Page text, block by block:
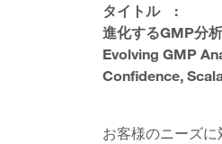
タイトル :
進化するGMP分
Evolving GMP
Confidence,
お客様のニーズ